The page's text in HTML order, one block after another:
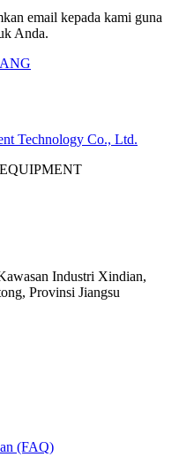
email kepada kami guna
Anda.
Industri Xindian,
Provinsi Jiangsu
(FAQ)